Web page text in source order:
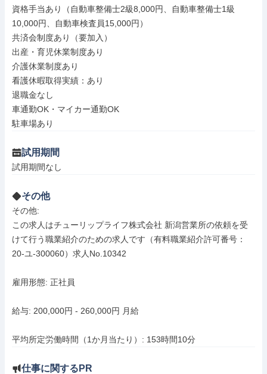
資格手当あり（自動車整備士2級8,000円、自動車整備士1級
10,000円、自動車検査員15,000円）
共済会制度あり（要加入）
出産・育児休業制度あり
介護休業制度あり
看護休暇取得実績：あり
退職金なし
車通勤OK・マイカー通勤OK
駐車場あり
試用期間
試用期間なし
その他
その他:
この求人はチューリップライフ株式会社 新潟営業所の依頼を受
けて行う職業紹介のための求人です（有料職業紹介許可番号：
20-ユ-300060）求人No.10342
雇用形態: 正社員
給与: 200,000円 - 260,000円 月給
平均所定労働時間（1か月当たり）: 153時間10分
仕事に関するPR